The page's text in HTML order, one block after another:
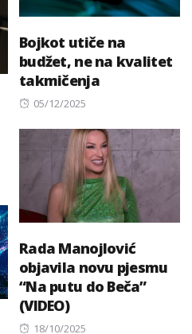
Bojkot utiče na
budžet, ne na kvalitet
takmičenja
Posted
05/12/2025
Rada Manojlović
objavila novu pjesmu
“Na putu do Beča”
(VIDEO)
Posted
18/10/2025